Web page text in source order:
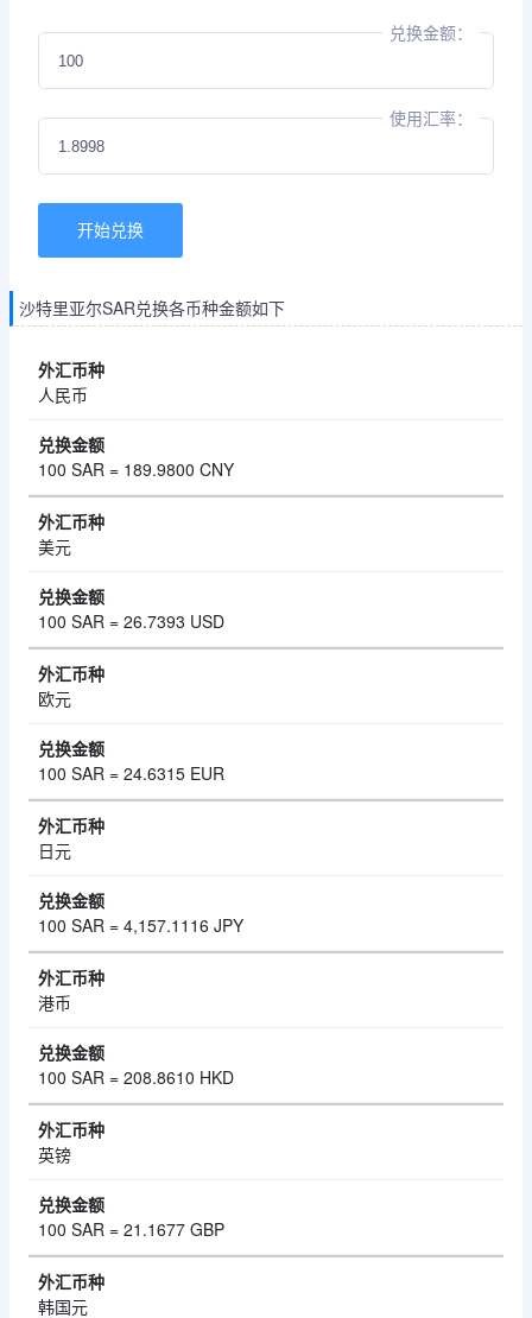
兑换金额：
使用汇率：
沙特里亚尔SAR兑换各币种金额如下
人民币
100 SAR = 189.9800 CNY
美元
100 SAR = 26.7393 USD
欧元
100 SAR = 24.6315 EUR
日元
100 SAR = 4,157.1116 JPY
港币
100 SAR = 208.8610 HKD
英镑
100 SAR = 21.1677 GBP
韩国元